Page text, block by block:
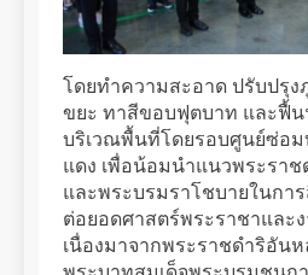
โดยทำความสะอาด ปรับปรุง
ขยะ ทาสีขอบฟุตบาท และฟื้
บริเวณพื้นที่โดยรอบศูนย์ซ่อม
แดง เพื่อน้อมนำแนวพระรา
และพระบรมราโชบายในกา
ต่อยอดศาสตร์พระราชาและ
เนื่องมาจากพระราชดำริอัน